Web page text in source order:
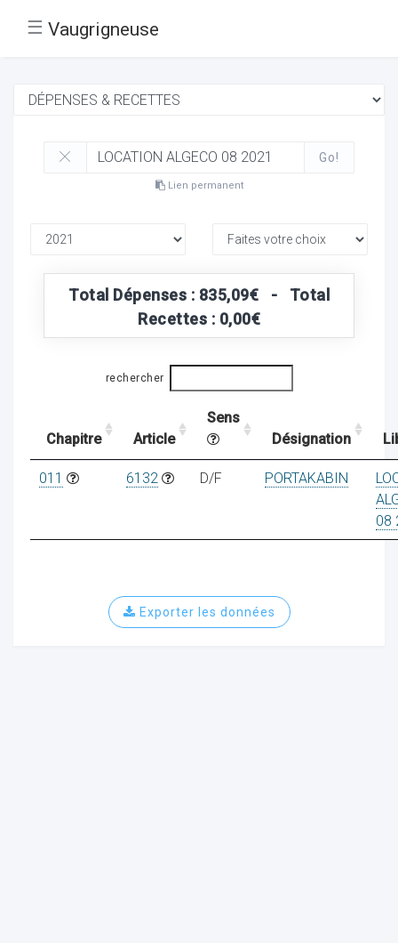
☰ Vaugrigneuse
Go!
Lien permanent
Total Dépenses : 835,09€ - Total
Recettes : 0,00€
rechercher
Chapitre Article
Sens
Désignation
011 6132 D/F PORTAKABIN
08
Exporter les données